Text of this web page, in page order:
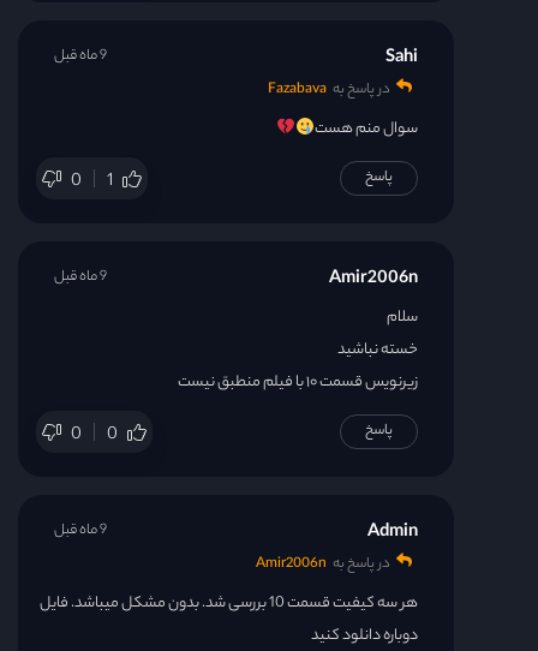
Sahi
در پاسخ به Fazabava
سوال منم هست
0 1
9 ماه قبل
پاسخ
Amir2006n
سلام
خسته نباشید
زیرنویس قسمت ۱۰ با فیلم منطبق نیست
0 0
9 ماه قبل
پاسخ
Admin
در پاسخ به Amir2006n
هر سه کیفیت قسمت 10 بررسی شد. بدون مشکل میباشد. فایل
دوباره دانلود کنید
9 ماه قبل